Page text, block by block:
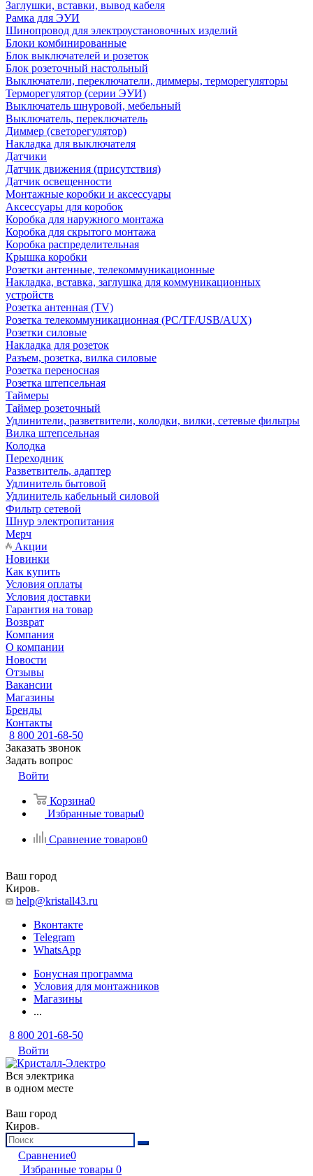
Заглушки, вставки, вывод кабеля
Рамка для ЭУИ
Шинопровод для электроустановочных изделий
Блоки комбинированные
Блок выключателей и розеток
Блок розеточный настольный
Выключатели, переключатели, диммеры, терморегуляторы
Терморегулятор (серии ЭУИ)
Выключатель шнуровой, мебельный
Выключатель, переключатель
Диммер (светорегулятор)
Накладка для выключателя
Датчики
Датчик движения (присутствия)
Датчик освещенности
Монтажные коробки и аксессуары
Аксессуары для коробок
Коробка для наружного монтажа
Коробка для скрытого монтажа
Коробка распределительная
Крышка коробки
Розетки антенные, телекоммуникационные
Накладка, вставка, заглушка для коммуникационных
устройств
Розетка антенная (TV)
Розетка телекоммуникационная (PC/TF/USB/AUX)
Розетки силовые
Накладка для розеток
Разъем, розетка, вилка силовые
Розетка переносная
Розетка штепсельная
Таймеры
Таймер розеточный
Удлинители, разветвители, колодки, вилки, сетевые фильтры
Вилка штепсельная
Колодка
Переходник
Разветвитель, адаптер
Удлинитель бытовой
Удлинитель кабельный силовой
Фильтр сетевой
Шнур электропитания
Мерч
Акции
Новинки
Как купить
Условия оплаты
Условия доставки
Гарантия на товар
Возврат
Компания
О компании
Новости
Отзывы
Вакансии
Магазины
Бренды
Контакты
8 800 201-68-50
Заказать звонок
Задать вопрос
Войти
Корзина0
Избранные товары0
Сравнение товаров0
Ваш город
Киров
help@kristall43.ru
Вконтакте
Telegram
WhatsApp
Бонусная программа
Условия для монтажников
Магазины
...
8 800 201-68-50
Войти
Вся электрика
в одном месте
Ваш город
Киров
Сравнение0
Избранные товары 0